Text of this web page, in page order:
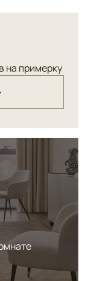
часть
на примерку